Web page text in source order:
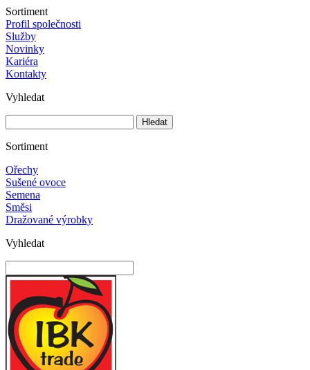
Sortiment
Profil společnosti
Služby
Novinky
Kariéra
Kontakty
Vyhledat
Sortiment
Ořechy
Sušené ovoce
Semena
Směsi
Dražované výrobky
Vyhledat